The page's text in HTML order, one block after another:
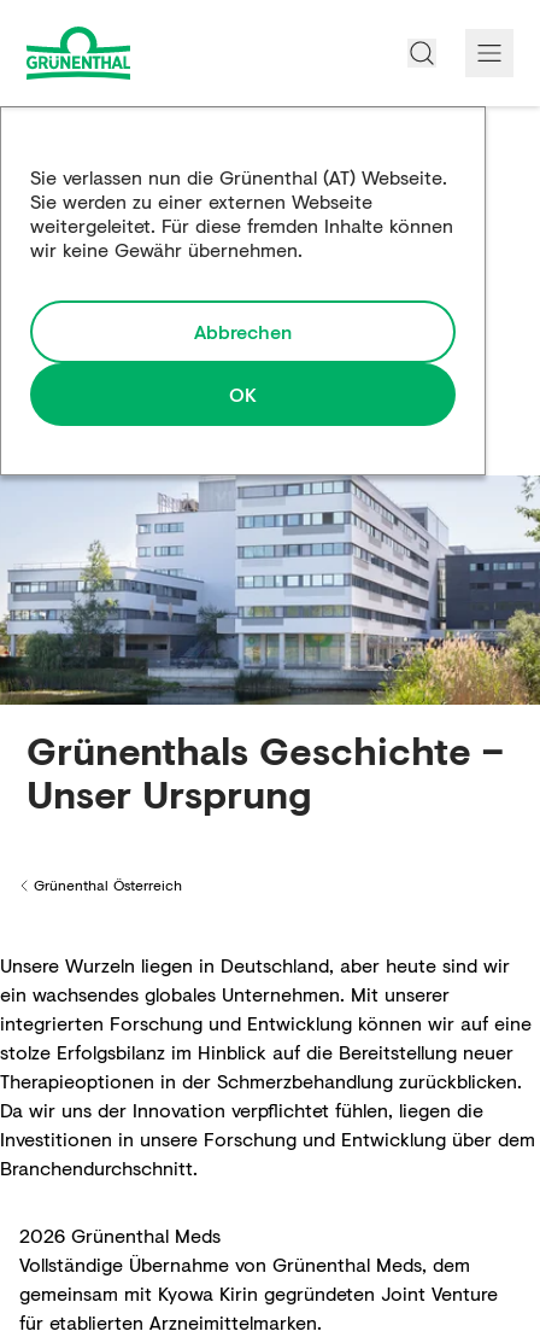
Produkte
Edukation
Forschung und Entwicklung
Partnerschaften
Medien
Sie verlassen nun die Grünenthal (AT) Webseite.
Sie werden zu einer externen Webseite
weitergeleitet. Für diese fremden Inhalte können
wir keine Gewähr übernehmen.
Abbrechen
OK
Grünenthals Geschichte –
Unser Ursprung
Back to
Grünenthal Österreich
Unsere Wurzeln liegen in Deutschland, aber heute sind wir
ein wachsendes globales Unternehmen. Mit unserer
integrierten Forschung und Entwicklung können wir auf eine
stolze Erfolgsbilanz im Hinblick auf die Bereitstellung neuer
Therapieoptionen in der Schmerzbehandlung zurückblicken.
Da wir uns der Innovation verpflichtet fühlen, liegen die
Investitionen in unsere Forschung und Entwicklung über dem
Branchendurchschnitt.
2026 Grünenthal Meds
Vollständige Übernahme von Grünenthal Meds, dem
gemeinsam mit Kyowa Kirin gegründeten Joint Venture
für etablierten Arzneimittelmarken.